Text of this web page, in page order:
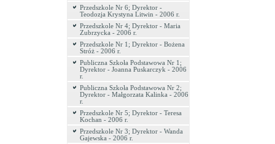
Przedszkole Nr 6; Dyrektor -
Teodozja Krystyna Litwin - 2006 r.
Przedszkole Nr 4; Dyrektor - Maria
Zubrzycka - 2006 r.
Przedszkole Nr 1; Dyrektor - Bożena
Stróż - 2006 r.
Publiczna Szkoła Podstawowa Nr 1;
Dyrektor - Joanna Puskarczyk - 2006
r.
Publiczna Szkoła Podstawowa Nr 2;
Dyrektor - Małgorzata Kalinka - 2006
r.
Przedszkole Nr 5; Dyrektor - Teresa
Kochan - 2006 r.
Przedszkole Nr 3; Dyrektor - Wanda
Gajewska - 2006 r.